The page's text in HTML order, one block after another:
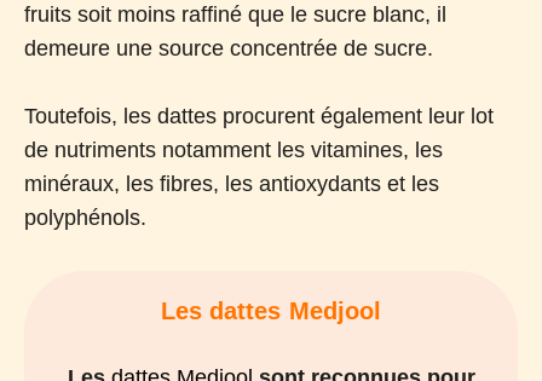
fruits soit moins raffiné que le sucre blanc, il
demeure une source concentrée de sucre.
Toutefois, les dattes procurent également leur lot
de nutriments notamment les vitamines, les
minéraux, les fibres, les antioxydants et les
polyphénols.
Les dattes Medjool